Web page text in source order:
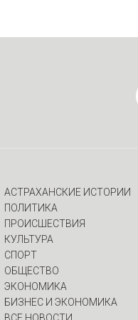
АСТРАХАНСКИЕ ИСТОРИИ
ПОЛИТИКА
ПРОИСШЕСТВИЯ
КУЛЬТУРА
СПОРТ
ОБЩЕСТВО
ЭКОНОМИКА
БИЗНЕС И ЭКОНОМИКА